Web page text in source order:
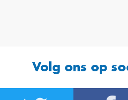
Volg ons op